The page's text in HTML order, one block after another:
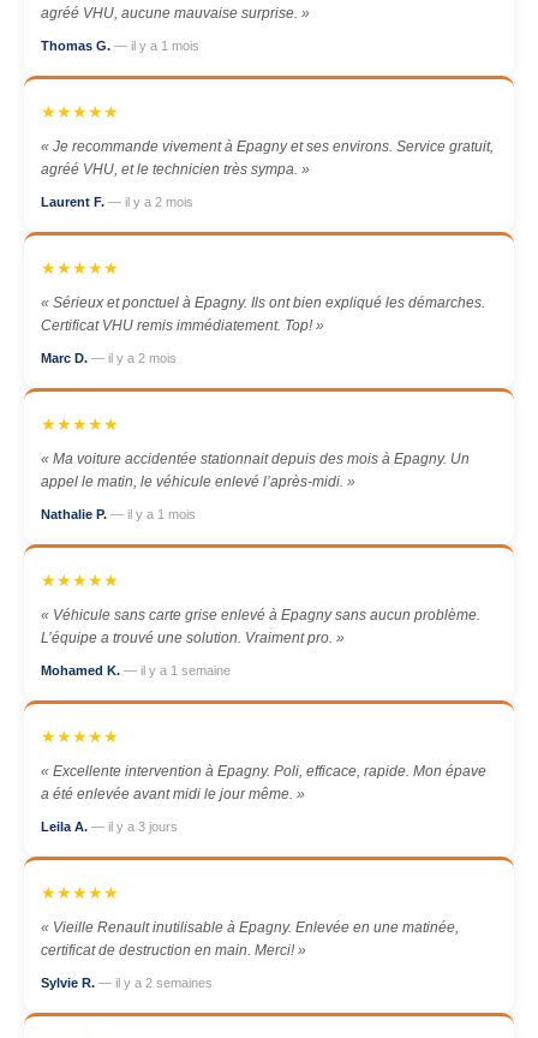
agréé VHU, aucune mauvaise surprise. »
Thomas G. — il y a 1 mois
★★★★★
« Je recommande vivement à Epagny et ses environs. Service gratuit,
agréé VHU, et le technicien très sympa. »
Laurent F. — il y a 2 mois
★★★★★
« Sérieux et ponctuel à Epagny. Ils ont bien expliqué les démarches.
Certificat VHU remis immédiatement. Top! »
Marc D. — il y a 2 mois
★★★★★
« Ma voiture accidentée stationnait depuis des mois à Epagny. Un
appel le matin, le véhicule enlevé l’après-midi. »
Nathalie P. — il y a 1 mois
★★★★★
« Véhicule sans carte grise enlevé à Epagny sans aucun problème.
L’équipe a trouvé une solution. Vraiment pro. »
Mohamed K. — il y a 1 semaine
★★★★★
« Excellente intervention à Epagny. Poli, efficace, rapide. Mon épave
a été enlevée avant midi le jour même. »
Leila A. — il y a 3 jours
★★★★★
« Vieille Renault inutilisable à Epagny. Enlevée en une matinée,
certificat de destruction en main. Merci! »
Sylvie R. — il y a 2 semaines